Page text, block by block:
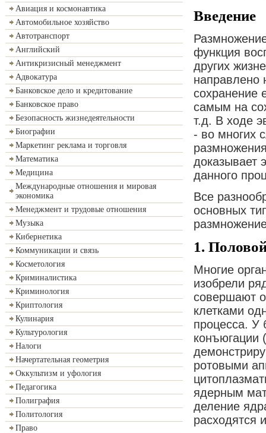
Авиация и космонавтика
Автомобильное хозяйство
Автотранспорт
Английский
Антикризисный менеджмент
Адвокатура
Банковское дело и кредитование
Банковское право
Безопасность жизнедеятельности
Биографии
Маркетинг реклама и торговля
Математика
Медицина
Международные отношения и мировая
экономика
Менеджмент и трудовые отношения
Музыка
Кибернетика
Коммуникации и связь
Косметология
Криминалистика
Криминология
Криптология
Кулинария
Культурология
Налоги
Начертательная геометрия
Оккультизм и уфология
Педагогика
Полиграфия
Политология
Право
Введение
функция
других
направлено
сохранение
самым на
т.д. В ходе
- во многих
доказывает
данного
Все
основных
1.
Многие
изобрели
совершают
клетками
процесса. У
конъюгации
ротовыми
ядерным
деление
расходятся